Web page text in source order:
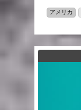
アメリカ